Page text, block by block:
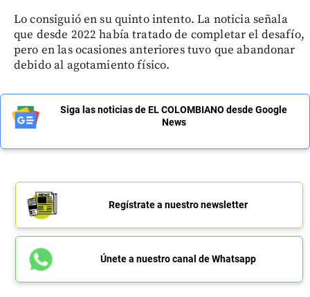
Lo consiguió en su quinto intento. La noticia señala
que desde 2022 había tratado de completar el desafío,
pero en las ocasiones anteriores tuvo que abandonar
debido al agotamiento físico.
Siga las noticias de EL COLOMBIANO desde Google
News
Regístrate a nuestro newsletter
Únete a nuestro canal de Whatsapp